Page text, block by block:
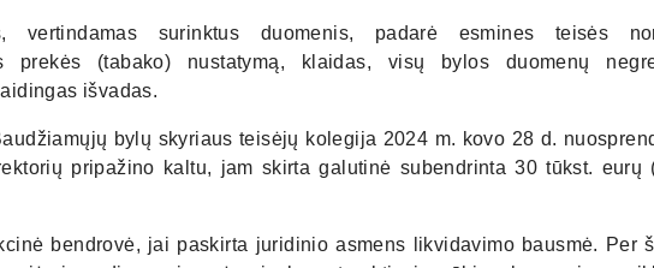
vertindamas surinktus duomenis, padarė esmines teisės
prekės (tabako) nustatymą, klaidas, visų bylos duomenų
išvadas.
bylų skyriaus teisėjų kolegija 2024 m. kovo 28 d.
pripažino kaltu, jam skirta galutinė subendrinta 30 tūkst. eurų
bendrovė, jai paskirta juridinio asmens likvidavimo bausmė. Per